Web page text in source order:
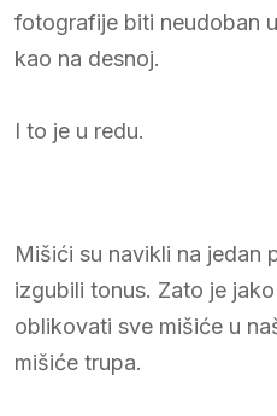
fotografije biti neudoban
kao na desnoj.
I to je u redu.
Mišići su navikli na jedan
izgubili tonus. Zato je
oblikovati sve mišiće u
mišiće trupa.